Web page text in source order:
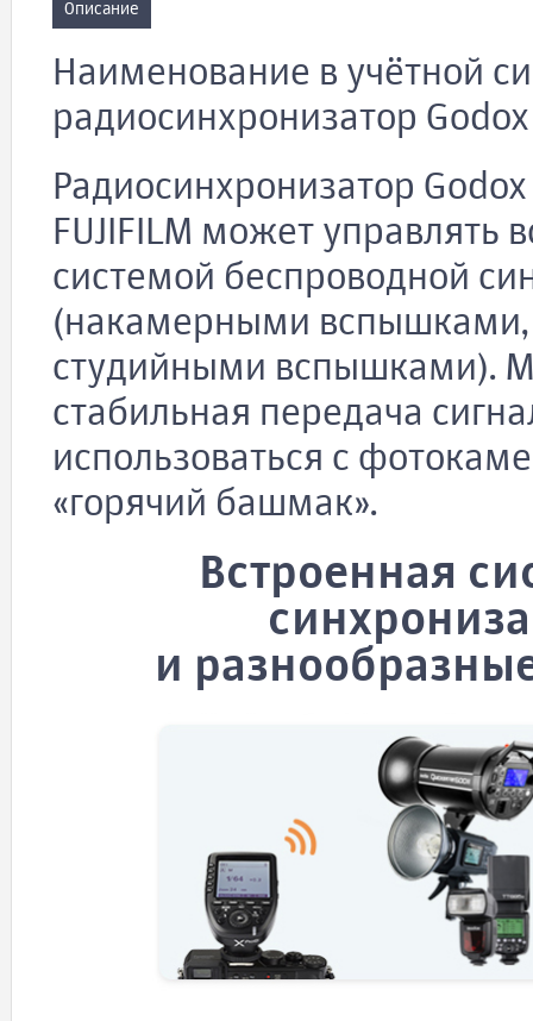
Описание
Наименование в учётной
радиосинхронизатор
Радиосинхронизатор
FUJIFILM может управлять
системой беспроводной
(накамерными
студийными вспышками).
стабильная передача
использоваться с
«горячий башмак».
Встроенная
и